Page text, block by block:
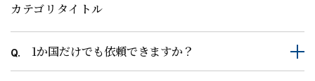
カテゴリタイトル
Q. 1か国だけでも依頼できますか？